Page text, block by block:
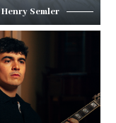
Henry Semler